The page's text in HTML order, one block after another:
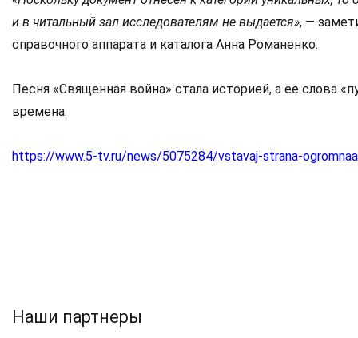
и в читальный зал исследователям не выдается», —
справочного аппарата и каталога Анна Романенко.
Песня «Священная война» стала историей, а ее слова
времена.
https://www.5-tv.ru/news/5075284/vstavaj-strana-
Наши партнеры